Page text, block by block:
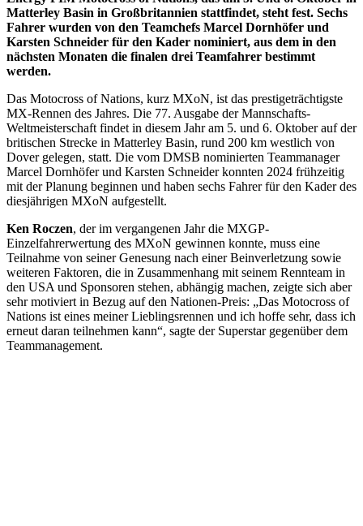
Matterley Basin in Großbritannien stattfindet, steht fest. Sechs
Fahrer wurden von den Teamchefs Marcel Dornhöfer und
Karsten Schneider für den Kader nominiert, aus dem in den
nächsten Monaten die finalen drei Teamfahrer bestimmt
werden.
Das Motocross of Nations, kurz MXoN, ist das prestigeträchtigste
MX-Rennen des Jahres. Die 77. Ausgabe der Mannschafts-
Weltmeisterschaft findet in diesem Jahr am 5. und 6. Oktober auf der
britischen Strecke in Matterley Basin, rund 200 km westlich von
Dover gelegen, statt. Die vom DMSB nominierten Teammanager
Marcel Dornhöfer und Karsten Schneider konnten 2024 frühzeitig
mit der Planung beginnen und haben sechs Fahrer für den Kader des
diesjährigen MXoN aufgestellt.
Ken Roczen, der im vergangenen Jahr die MXGP-
Einzelfahrerwertung des MXoN gewinnen konnte, muss eine
Teilnahme von seiner Genesung nach einer Beinverletzung sowie
weiteren Faktoren, die in Zusammenhang mit seinem Rennteam in
den USA und Sponsoren stehen, abhängig machen, zeigte sich aber
sehr motiviert in Bezug auf den Nationen-Preis: „Das Motocross of
Nations ist eines meiner Lieblingsrennen und ich hoffe sehr, dass ich
erneut daran teilnehmen kann“, sagte der Superstar gegenüber dem
Teammanagement.